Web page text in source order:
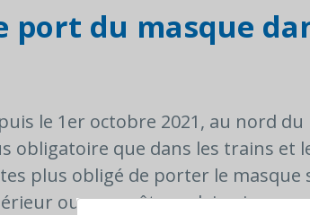
port du masque
le 1er octobre 2021, au nord
obligatoire que dans les trains et
plus obligé de porter le
ou un arrêt en plein air.